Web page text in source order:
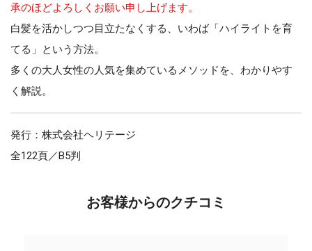
承のほどよろしくお願い申し上げます。
白髪を活かしつつ目立たなくする、いわば「ハイライトを育
てる」という方法。
多くの大人女性の人気を集めているメソッドを、わかりやす
く解説。
発行：株式会社ヘリテージ
全122頁／B5判
お客様からのクチコミ